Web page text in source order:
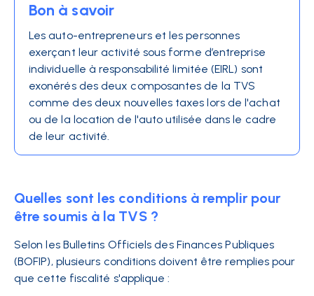
Bon à savoir
Les auto-entrepreneurs et les personnes
exerçant leur activité sous forme d’entreprise
individuelle à responsabilité limitée (EIRL) sont
exonérés des deux composantes de la TVS
comme des deux nouvelles taxes lors de l'achat
ou de la location de l'auto utilisée dans le cadre
de leur activité.
Quelles sont les conditions à remplir pour
être soumis à la TVS ?
Selon les Bulletins Officiels des Finances Publiques
(BOFIP), plusieurs conditions doivent être remplies pour
que cette fiscalité s'applique :